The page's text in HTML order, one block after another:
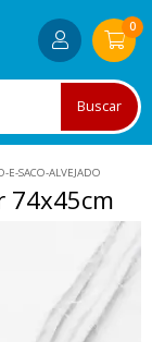
Buscar
0
E-SACO-ALVEJADO
74x45cm